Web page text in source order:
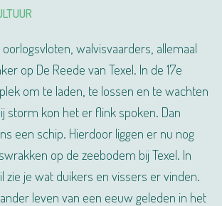
walvisvaarders, allemaal
op De Reede van Texel. In de 17e
om te laden, te lossen en te wachten
storm kon het er flink spoken. Dan
een schip. Hierdoor liggen er nu nog
op de zeebodem bij Texel. In
zie je wat duikers en vissers er vinden.
leven van een eeuw geleden in het